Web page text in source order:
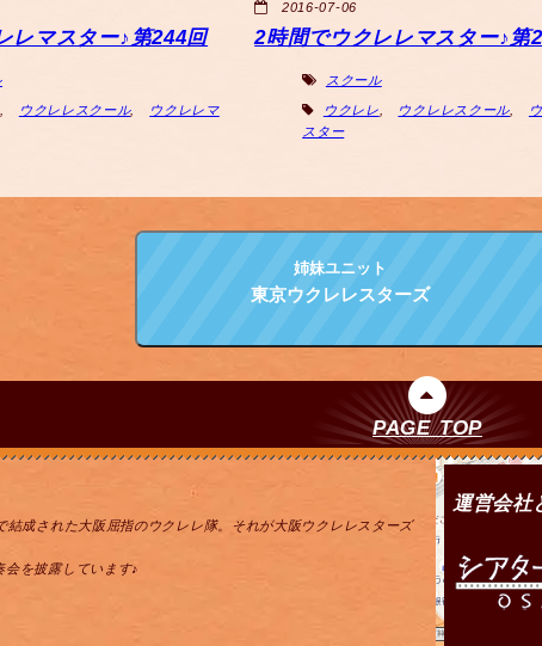
レマスター♪第244回
ウクレレスクール,
ウクレレマ
2016-07-06
2時間でウクレレマスター♪第
スクール
ウクレレ ウクレレスクール
スター
姉妹ユニット
東京ウクレレスターズ
PAGE TOP
成された大阪屈指のウクレレ隊。それが大阪ウクレレスターズ
を披露しています♪
運営会社